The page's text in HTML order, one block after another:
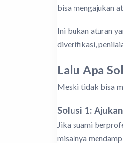
bisa mengajukan
Ini bukan aturan
diverifikasi,
Lalu Apa
Meski tidak bisa
Solusi 1:
Jika suami
misalnya